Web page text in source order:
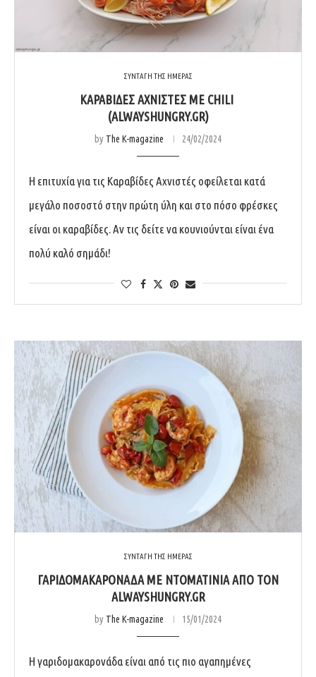
ΣΥΝΤΑΓΗ ΤΗΣ ΗΜΕΡΑΣ
ΚΑΡΑΒΙΔΕΣ ΑΧΝΙΣΤΕΣ ΜΕ CHILI
(ALWAYSHUNGRY.GR)
by The K-magazine 24/02/2024
Η επιτυχία για τις Καραβίδες Αχνιστές οφείλεται κατά
μεγάλο ποσοστό στην πρώτη ύλη και στο πόσο φρέσκες
είναι οι καραβίδες. Αν τις δείτε να κουνιούνται είναι ένα
πολύ καλό σημάδι!
ΣΥΝΤΑΓΗ ΤΗΣ ΗΜΕΡΑΣ
ΓΑΡΙΔΟΜΑΚΑΡΟΝΑΔΑ ΜΕ ΝΤΟΜΑΤΙΝΙΑ ΑΠΟ ΤΟΝ
ALWAYSHUNGRY.GR
by The K-magazine 15/01/2024
Η γαριδομακαρονάδα είναι από τις πιο αγαπημένες